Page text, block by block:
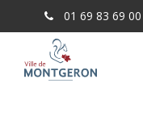
01 69 83 69 00